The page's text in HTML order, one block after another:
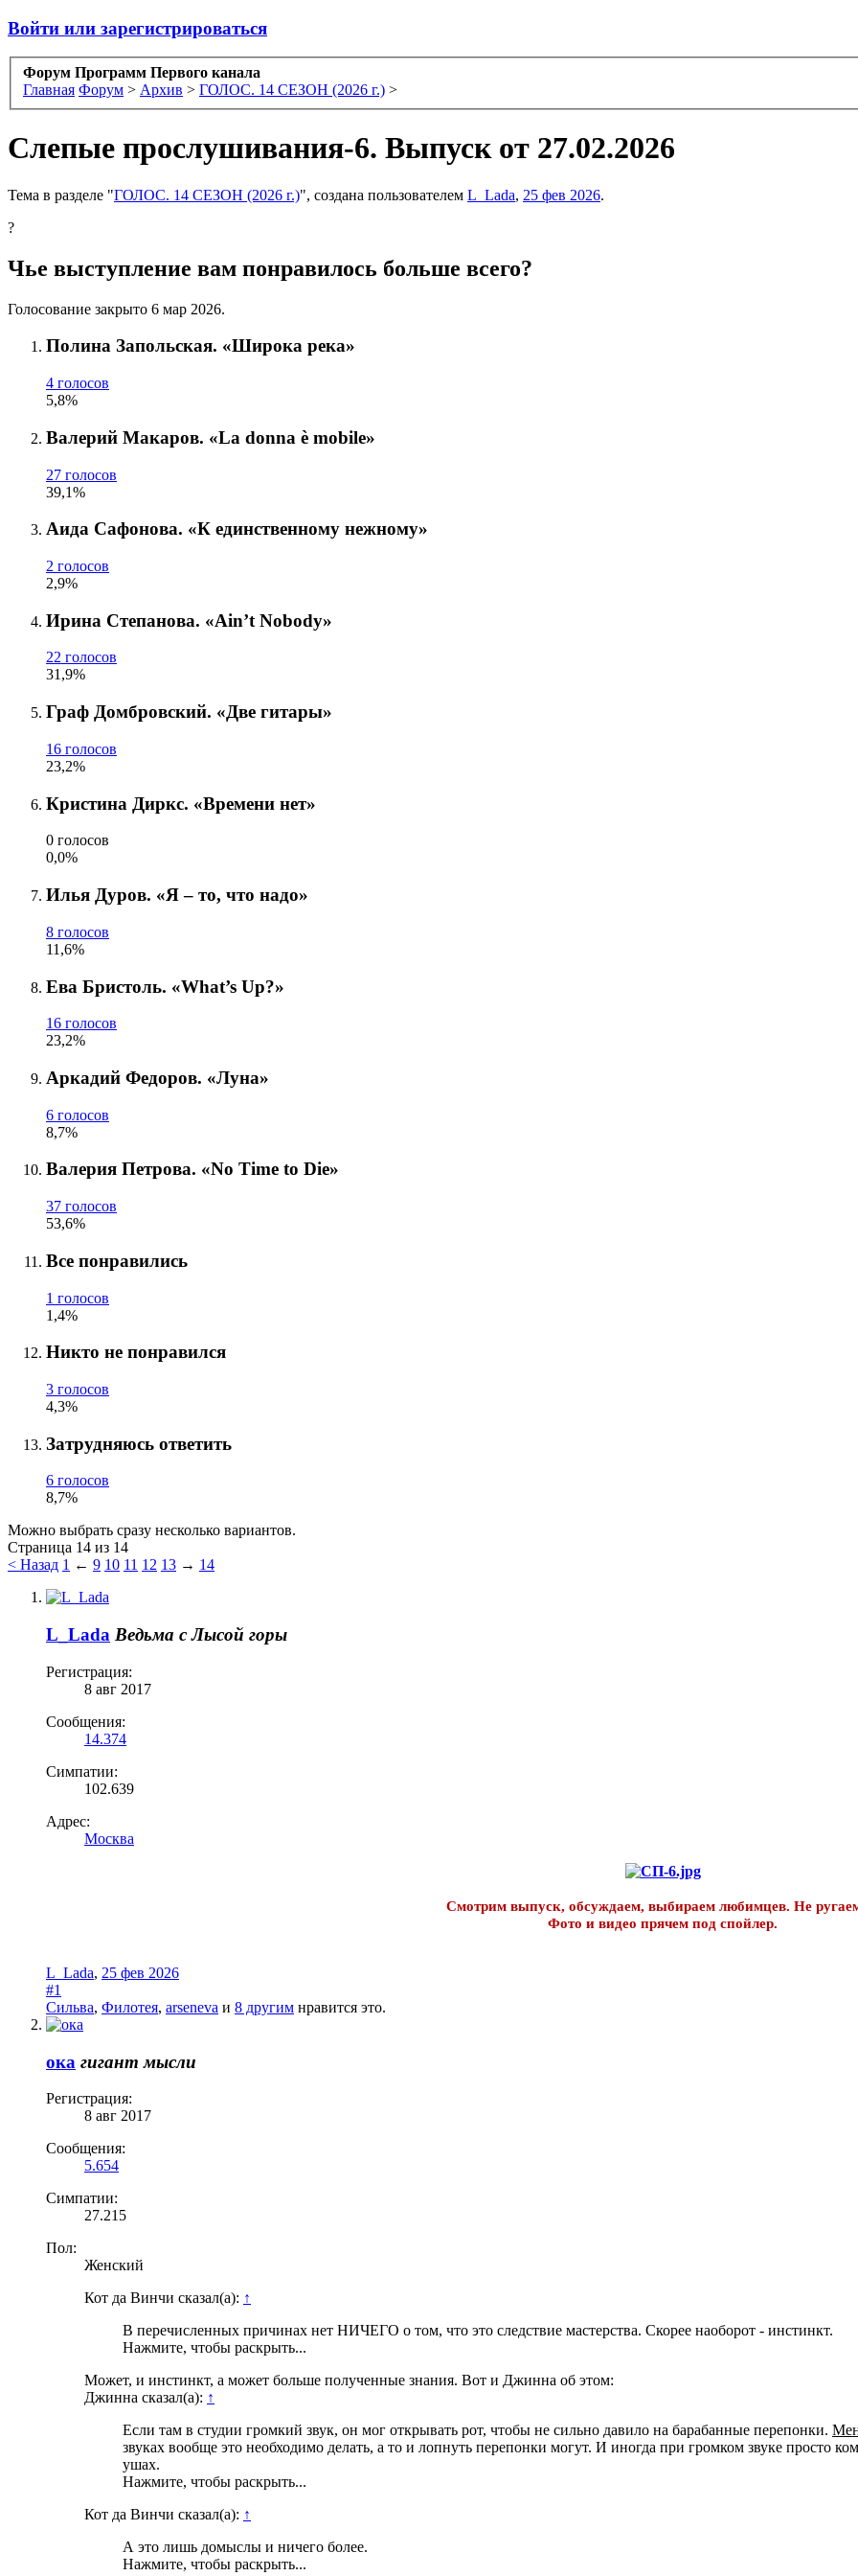
Войти или зарегистрироваться
Форум Программ Первого канала
Главная Форум > Архив > ГОЛОС. 14 СЕЗОН (2026 г.) >
Слепые прослушивания-6. Выпуск от 27.02.2026
Тема в разделе "ГОЛОС. 14 СЕЗОН (2026 г.)", создана пользователем L_Lada, 25 фев 2026.
?
Чье выступление вам понравилось больше всего?
Голосование закрыто 6 мар 2026.
Полина Запольская. «Широка река»
4 голосов
5,8%
Валерий Макаров. «La donna è mobile»
27 голосов
39,1%
Аида Сафонова. «К единственному нежному»
2 голосов
2,9%
Ирина Степанова. «Ain’t Nobody»
22 голосов
31,9%
Граф Домбровский. «Две гитары»
16 голосов
23,2%
Кристина Диркс. «Времени нет»
0 голосов
0,0%
Илья Дуров. «Я – то, что надо»
8 голосов
11,6%
Ева Бристоль. «What’s Up?»
16 голосов
23,2%
Аркадий Федоров. «Луна»
6 голосов
8,7%
Валерия Петрова. «No Time to Die»
37 голосов
53,6%
Все понравились
1 голосов
1,4%
Никто не понравился
3 голосов
4,3%
Затрудняюсь ответить
6 голосов
8,7%
Можно выбрать сразу несколько вариантов.
Страница 14 из 14
< Назад 1 ← 9 10 11 12 13 → 14
L_Lada Ведьма с Лысой горы
Регистрация:
8 авг 2017
Сообщения:
14.374
Симпатии:
102.639
Адрес:
Москва
Смотрим выпуск, обсуждаем, выбираем любимцев. Не
Фото и видео прячем под спойлер.
L_Lada, 25 фев 2026
#1
Сильва, Филотея, arseneva и 8 другим нравится это.
ока гигант мысли
Регистрация:
8 авг 2017
Сообщения:
5.654
Симпатии:
27.215
Пол:
Женский
Кот да Винчи сказал(а): ↑
В перечисленных причинах нет НИЧЕГО о том, что это следствие мастерства. Скорее наоборот - инстинкт.
Нажмите, чтобы раскрыть...
Может, и инстинкт, а может больше полученные знания. Вот и Джинна об этом:
Джинна сказал(а): ↑
Если там в студии громкий звук, он мог открывать рот, чтобы не сильно давило на барабанные перепонки.
звуках вообще это необходимо делать, а то и лопнуть перепонки могут. И иногда при громком звуке просто
ушах.
Нажмите, чтобы раскрыть...
Кот да Винчи сказал(а): ↑
А это лишь домыслы и ничего более.
Нажмите, чтобы раскрыть...